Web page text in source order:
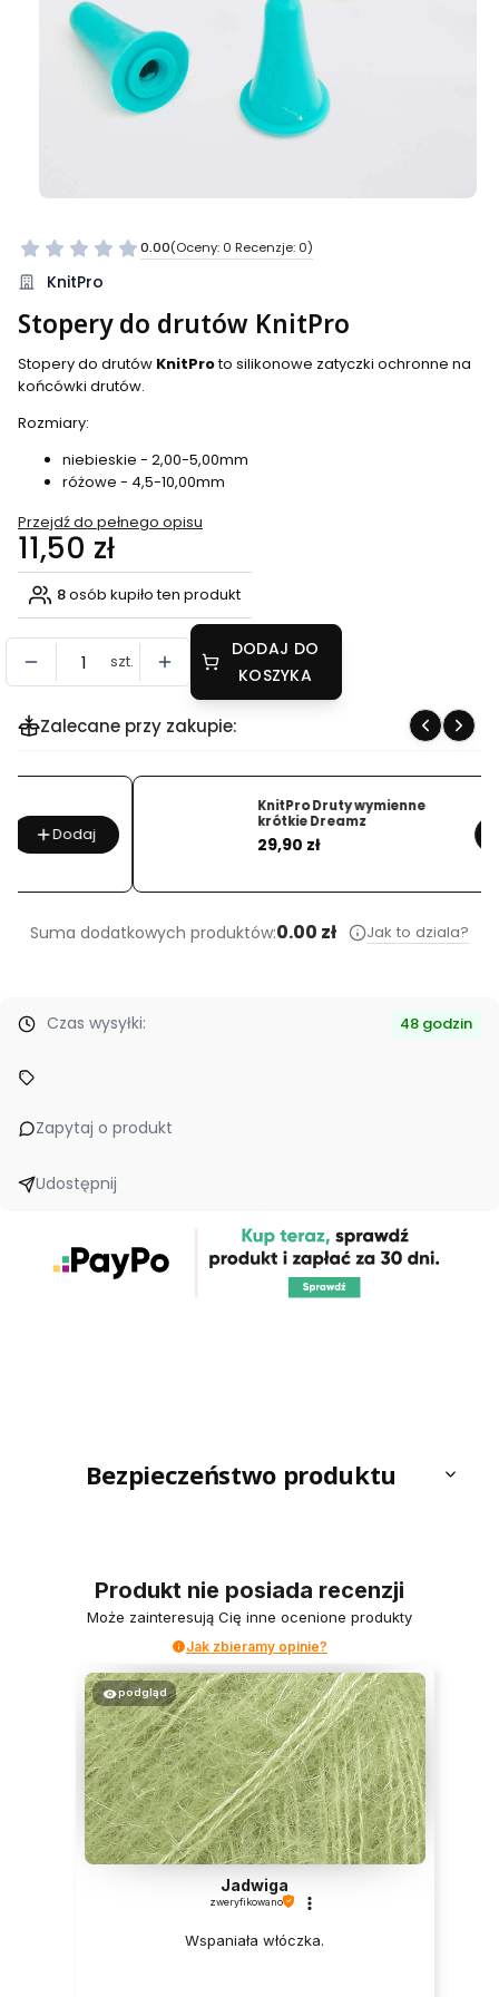
0.00(Oceny: 0 Recenzje: 0)
Przejdź do sekcji Opinie
KnitPro
Stopery do drutów KnitPro
Stopery do drutów KnitProto silikonowe zatyczki ochronne na
końcówki drutów.
Rozmiary:
niebieskie - 2,00-5,00mm
różowe - 4,5-10,00mm
Przejdź do pełnego opisu
Cena
11,50 zł
8osób kupiło ten produkt
szt.
DODAJ DO
KOSZYKA
Zalecane przy zakupie:
KnitPro Druty wymienne
Suma dodatkowych produktów:0.00 zł Jak to dziala?
Czas wysyłki: 48 godzin
Zapytaj o produkt
Udostępnij
Bezpieczeństwo produktu
Produkt nie posiada recenzji
Może zainteresują Cię inne ocenione produkty
Jak zbieramy opinie?
podgląd
Jadwiga
zweryfikowano
Wspaniała włóczka.